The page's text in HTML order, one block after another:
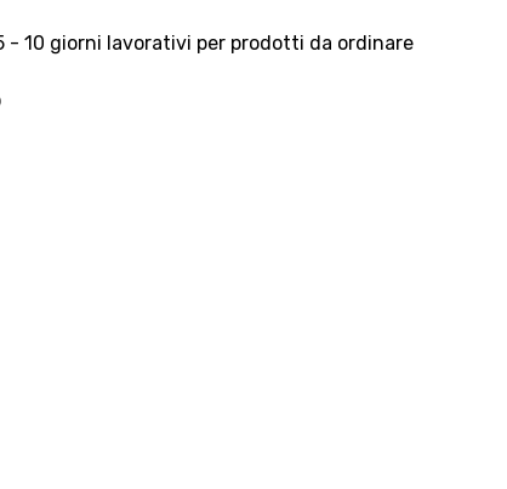
- 10 giorni lavorativi per prodotti da ordinare